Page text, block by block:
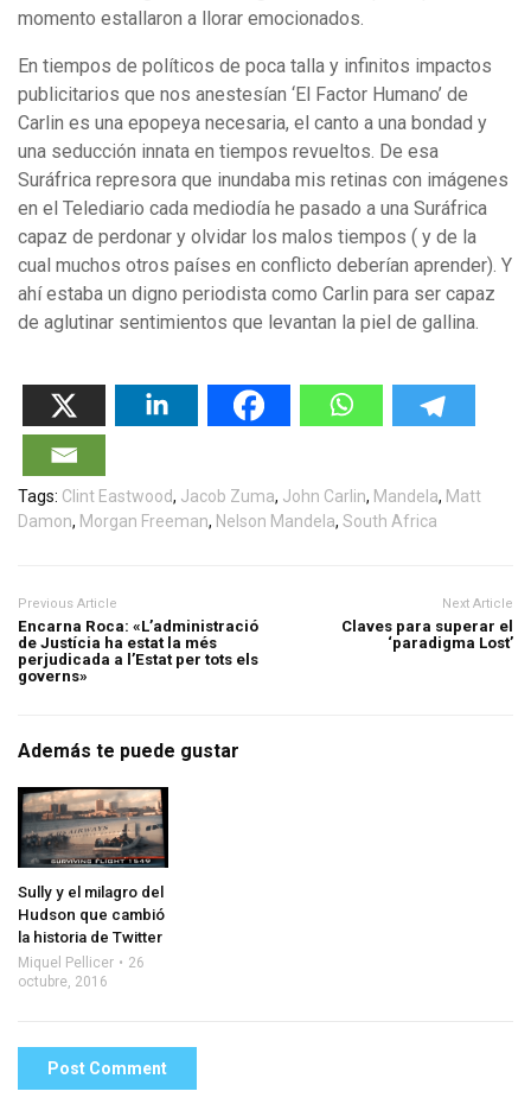
momento estallaron a llorar emocionados.
En tiempos de políticos de poca talla y infinitos impactos
publicitarios que nos anestesían ‘El Factor Humano’ de
Carlin es una epopeya necesaria, el canto a una bondad y
una seducción innata en tiempos revueltos. De esa
Suráfrica represora que inundaba mis retinas con imágenes
en el Telediario cada mediodía he pasado a una Suráfrica
capaz de perdonar y olvidar los malos tiempos ( y de la
cual muchos otros países en conflicto deberían aprender). Y
ahí estaba un digno periodista como Carlin para ser capaz
de aglutinar sentimientos que levantan la piel de gallina.
Tags: Clint Eastwood, Jacob Zuma, John Carlin, Mandela, Matt
Damon, Morgan Freeman, Nelson Mandela, South Africa
Previous Article
Encarna Roca: «L’administració
de Justícia ha estat la més
perjudicada a l’Estat per tots els
governs»
Next Article
Claves para superar el
‘paradigma Lost’
Además te puede gustar
Sully y el milagro del
Hudson que cambió
la historia de Twitter
Miquel Pellicer
26
octubre, 2016
Post Comment